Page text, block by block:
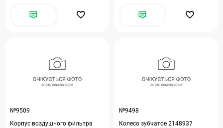
№9509
Корпус воздушного фильтра
№9498
Колесо зубчатое 2148937